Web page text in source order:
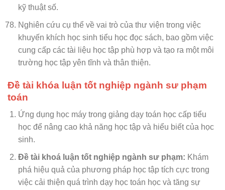
kỹ thuật số.
Nghiên cứu cụ thể về vai trò của thư viện trong việc
khuyến khích học sinh tiểu học đọc sách, bao gồm việc
cung cấp các tài liệu học tập phù hợp và tạo ra một môi
trường học tập yên tĩnh và thân thiện.
Đề tài khóa luận tốt nghiệp ngành sư phạm
toán
Ứng dụng học máy trong giảng dạy toán học cấp tiểu
học để nâng cao khả năng học tập và hiểu biết của học
sinh.
Đề tài khoá luận tốt nghiệp ngành sư phạm: Khám
phá hiệu quả của phương pháp học tập tích cực trong
việc cải thiện quá trình dạy học toán học và tăng sự